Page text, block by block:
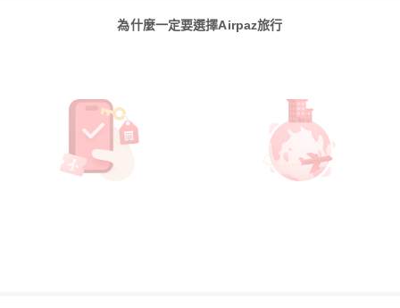
為什麼一定要選擇Airpaz旅行